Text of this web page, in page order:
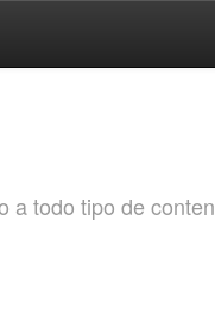
todo tipo de